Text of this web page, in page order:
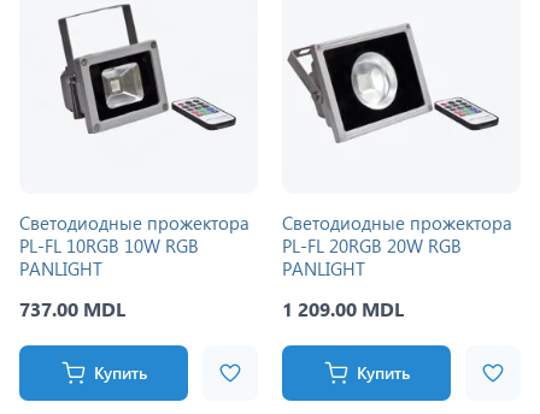
Светодиодные прожектора
PL-FL 10RGB 10W RGB
PANLIGHT
737.00 MDL
Купить
Светодиодные прожектора
PL-FL 20RGB 20W RGB
PANLIGHT
1 209.00 MDL
Купить